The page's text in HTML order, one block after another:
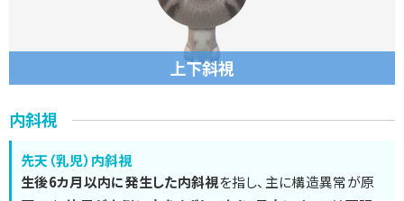
上下斜視
内斜視
先天（乳児）内斜視
生後6カ月以内に発生した内斜視を指し、主に構造異常が原